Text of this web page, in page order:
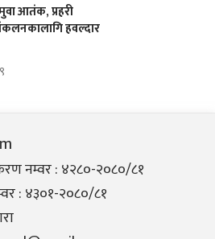
आतंक, प्रहरी
हवल्दार
नम्वर : ४२८०-२०८०/८१
: ४३०१-२०८०/८१